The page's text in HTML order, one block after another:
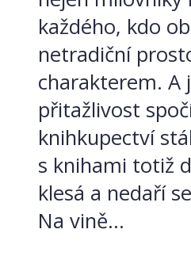
každého, kdo
netradiční
charakterem. A
přitažlivost
knihkupectví
s knihami totiž
klesá a nedaří
Na vině...